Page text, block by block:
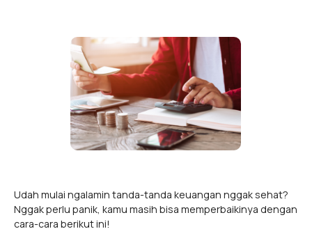
Udah mulai ngalamin tanda-tanda keuangan nggak sehat?
Nggak perlu panik, kamu masih bisa memperbaikinya dengan
cara-cara berikut ini!